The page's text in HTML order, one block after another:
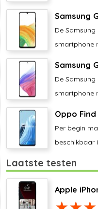
Samsung
De Samsung
smartphone
Samsung
De Samsung
smartphone
Oppo Find
Per begin
beschikbaar
Laatste testen
Apple